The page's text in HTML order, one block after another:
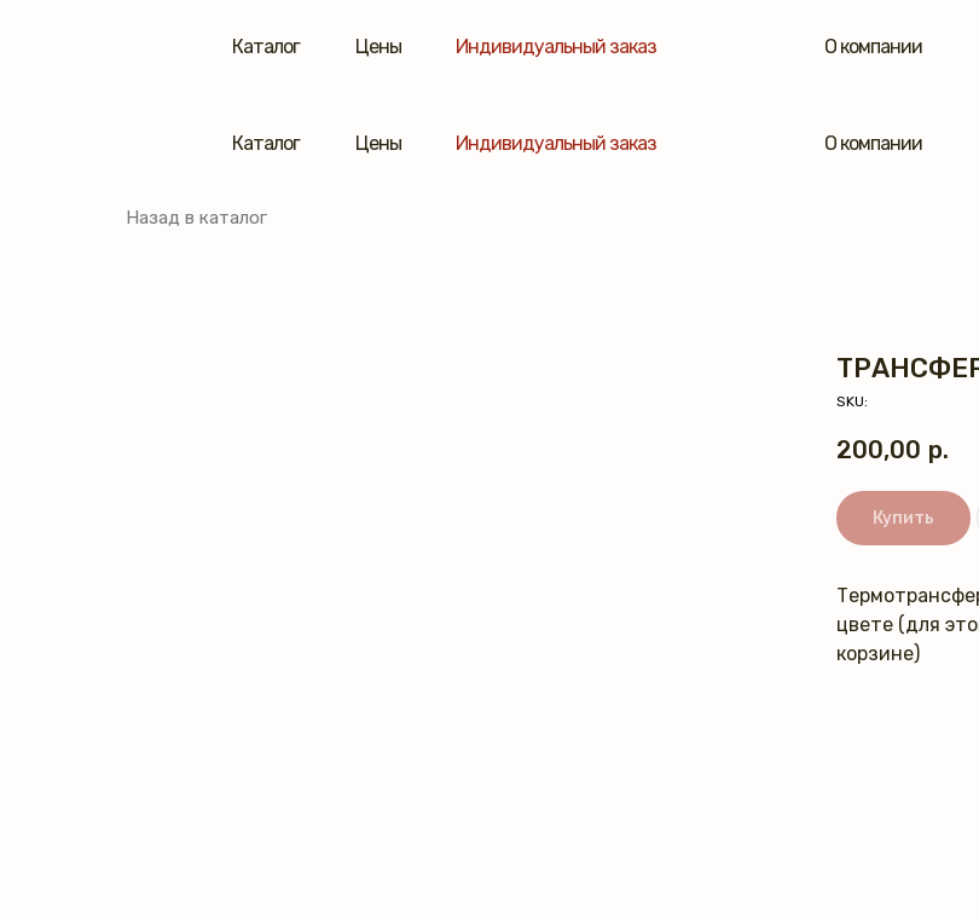
Каталог Индивидуальный заказ О компании
Цены
Каталог Индивидуальный заказ О компании
Цены
Назад в каталог
ТРАНСФЕР
SKU:
200,00 р.
Купить
цвете (для
корзине)